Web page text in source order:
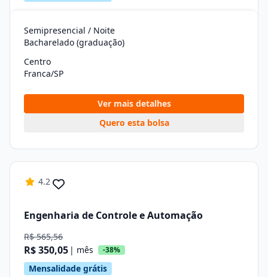
Semipresencial / Noite
Bacharelado (graduação)
Centro
Franca/SP
Ver mais detalhes
Quero esta bolsa
4.2
Engenharia de Controle e Automação
R$ 565,56
R$ 350,05 | mês -38%
Mensalidade grátis